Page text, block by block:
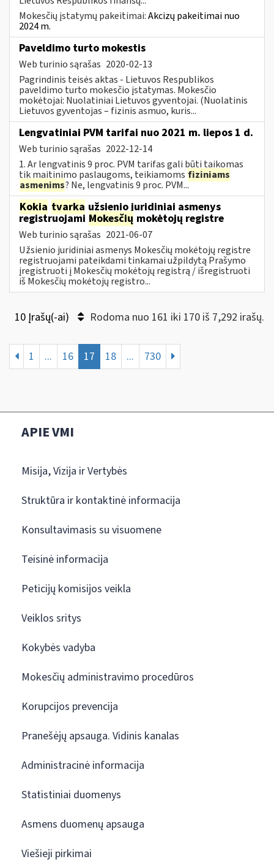
Mokesčių įstatymų pakeitimai:Akcizų pakeitimai nuo
2024 m.
Paveldimo turto mokestis
Web turinio sąrašas 2020-02-13
Pagrindinis teisės aktas - Lietuvos Respublikos
paveldimo turto mokesčio įstatymas. Mokesčio
mokėtojai: Nuolatiniai Lietuvos gyventojai. (Nuolatinis
Lietuvos gyventojas – fizinis asmuo, kuris...
Lengvatiniai PVM tarifai nuo 2021 m. liepos 1 d.
Web turinio sąrašas 2022-12-14
1. Ar lengvatinis 9 proc. PVM tarifas gali būti taikomas
tik maitinimo paslaugoms, teikiamoms fiziniams
asmenims? Ne, lengvatinis 9 proc. PVM...
Kokia tvarka užsienio juridiniai asmenys
registruojami Mokesčių mokėtojų registre
Web turinio sąrašas 2021-06-07
Užsienio juridiniai asmenys Mokesčių mokėtojų registre
registruojami pateikdami tinkamai užpildytą Prašymo
įregistruoti į Mokesčių mokėtojų registrą / išregistruoti
iš Mokesčių mokėtojų registro...
10 Įrašų(-ai) Rodoma nuo 161 iki 170 iš 7,292 irašų.
1 ... 16 17 18 ... 730
APIE VMI
Misija, Vizija ir Vertybės
Struktūra ir kontaktinė informacija
Konsultavimasis su visuomene
Teisinė informacija
Peticijų komisijos veikla
Veiklos sritys
Kokybės vadyba
Mokesčių administravimo procedūros
Korupcijos prevencija
Pranešėjų apsauga. Vidinis kanalas
Administracinė informacija
Statistiniai duomenys
Asmens duomenų apsauga
Viešieji pirkimai